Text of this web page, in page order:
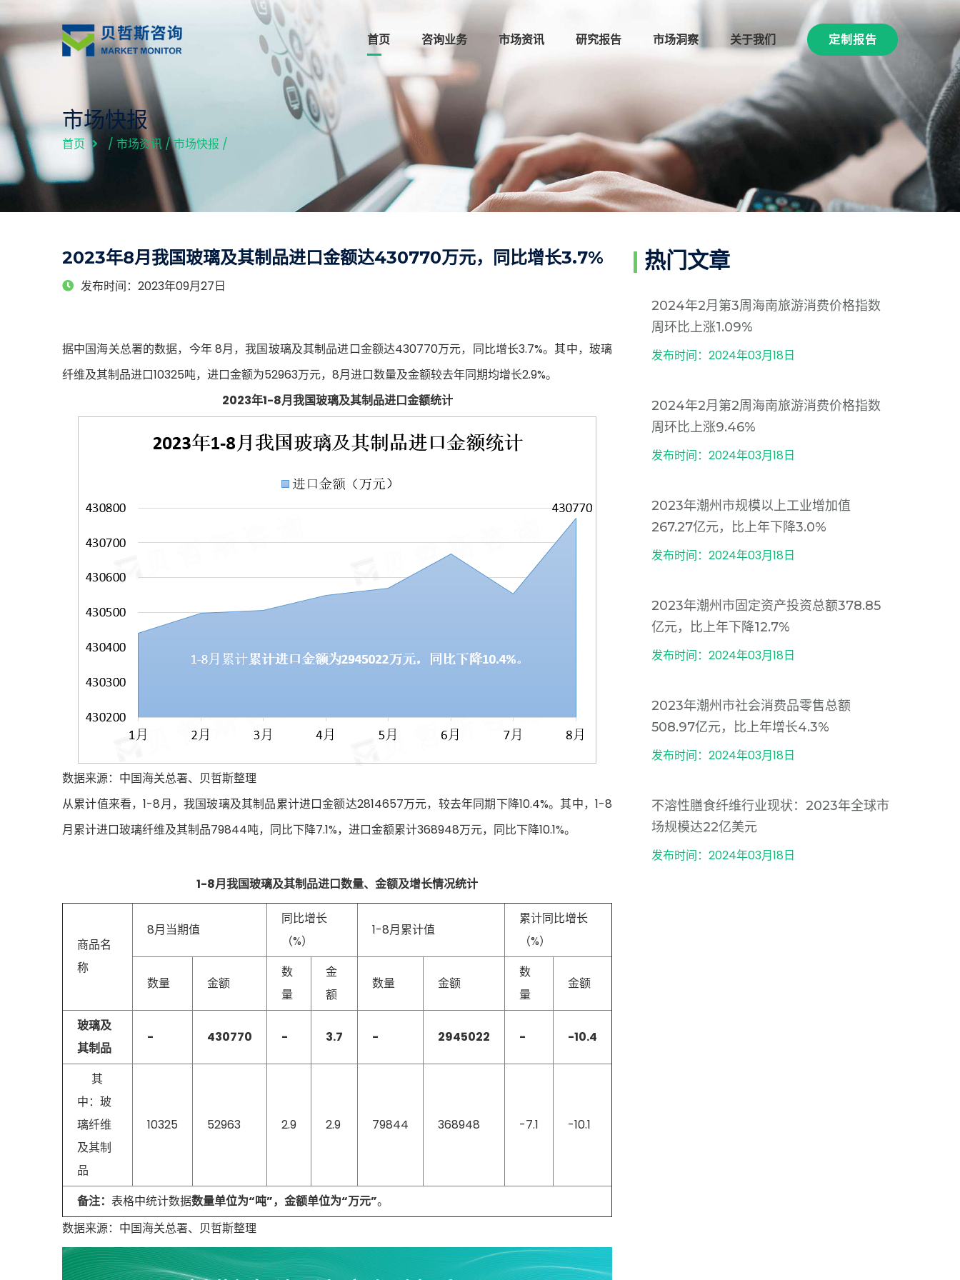
首页 咨询业务 市场资讯 研究报告 市场洞察 关于我们 定制报告
市场快报
首页 / 市场资讯 /市场快报 /
2023年8月我国玻璃及其制品进口金额达430770万元，同比增长3.7%
发布时间：2023年09月27日
据中国海关总署的数据，今年 8月，我国玻璃及其制品进口金额达430770万元，同比增长3.7%。其中，玻璃
纤维及其制品进口10325吨，进口金额为52963万元，8月进口数量及金额较去年同期均增长2.9%。
2023年1-8月我国玻璃及其制品进口金额统计
数据来源：中国海关总署、贝哲斯整理
从累计值来看，1-8月，我国玻璃及其制品累计进口金额达2814657万元，较去年同期下降10.4%。其中，1-8
月累计进口玻璃纤维及其制品79844吨，同比下降7.1%，进口金额累计368948万元，同比下降10.1%。
1-8月我国玻璃及其制品进口数量、金额及增长情况统计
商品名
称
8月当期值
同比增长
（%）
1-8月累计值
累计同比增长
（%）
数量 金额
数
量
金
额
数量 金额
数
量
金额
玻璃及
其制品
- 430770 - 3.7 - 2945022 - -10.4
其
中：玻
璃纤维
及其制
品
10325 52963 2.9 2.9 79844 368948 -7.1 -10.1
备注： 表格中统计数据数量单位为“吨”，金额单位为“万元”。
数据来源：中国海关总署、贝哲斯整理
热门文章
2024年2月第3周海南旅游消费价格指数
周环比上涨1.09%
发布时间：2024年03月18日
2024年2月第2周海南旅游消费价格指数
周环比上涨9.46%
发布时间：2024年03月18日
2023年潮州市规模以上工业增加值
267.27亿元，比上年下降3.0%
发布时间：2024年03月18日
2023年潮州市固定资产投资总额378.85
亿元，比上年下降12.7%
发布时间：2024年03月18日
2023年潮州市社会消费品零售总额
508.97亿元，比上年增长4.3%
发布时间：2024年03月18日
不溶性膳食纤维行业现状：2023年全球市
场规模达22亿美元
发布时间：2024年03月18日